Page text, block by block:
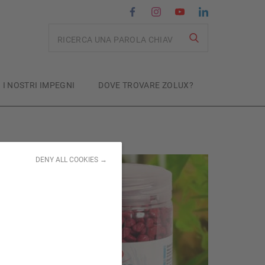
DENY ALL COOKIES →
I NOSTRI IMPEGNI DOVE TROVARE ZOLUX?